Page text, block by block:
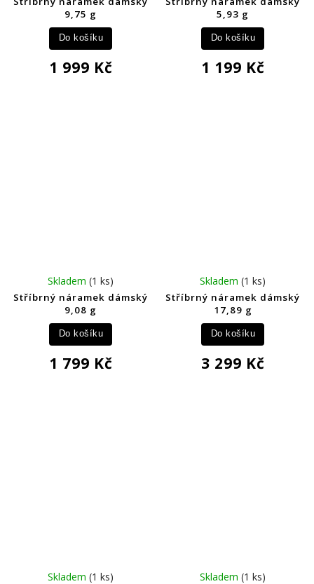
9,75 g
1 999 Kč
Do košíku
5,93 g
1 199 Kč
Do košíku
Stříbrný náramek dámský
9,08 g
Skladem(1 ks)
1 799 Kč
Do košíku
Stříbrný náramek dámský
17,89 g
Skladem(1 ks)
3 299 Kč
Do košíku
Skladem(1 ks) Skladem(1 ks)